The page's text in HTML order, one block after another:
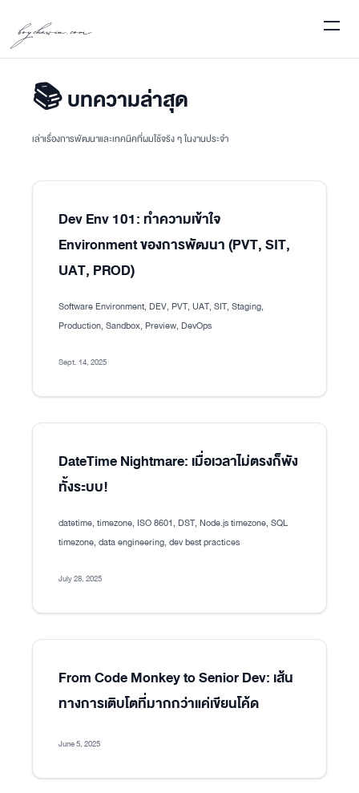
boychawin.com
📚 บทความล่าสุด
เล่าเรื่องการพัฒนาและเทคนิคที่ผมใช้จริง ๆ ในงานประจำ
Dev Env 101: ทำความเข้าใจ
Environment ของการพัฒนา (PVT, SIT,
UAT, PROD)
Software Environment, DEV, PVT, UAT, SIT, Staging,
Production, Sandbox, Preview, DevOps
Sept. 14, 2025
DateTime Nightmare: เมื่อเวลาไม่ตรงก็พัง
ทั้งระบบ!
datetime, timezone, ISO 8601, DST, Node.js timezone, SQL
timezone, data engineering, dev best practices
July 28, 2025
From Code Monkey to Senior Dev: เส้น
ทางการเติบโตที่มากกว่าแค่เขียนโค้ด
June 5, 2025